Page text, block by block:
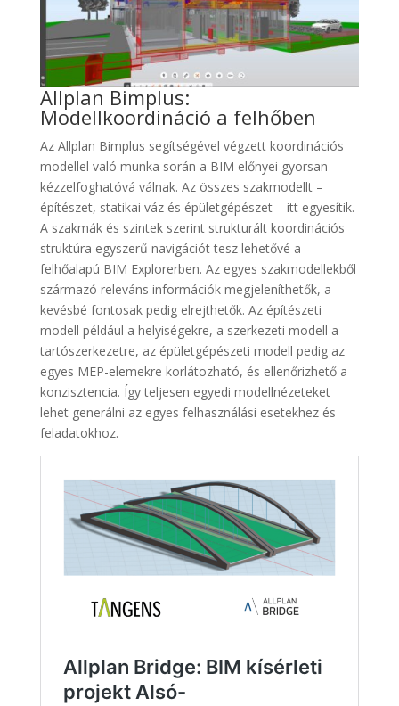
Allplan Bimplus:
Modellkoordináció a felhőben
Az Allplan Bimplus segítségével végzett koordinációs
modellel való munka során a BIM előnyei gyorsan
kézzelfoghatóvá válnak. Az összes szakmodellt –
építészet, statikai váz és épületgépészet – itt egyesítik.
A szakmák és szintek szerint strukturált koordinációs
struktúra egyszerű navigációt tesz lehetővé a
felhőalapú BIM Explorerben. Az egyes szakmodellekből
származó releváns információk megjeleníthetők, a
kevésbé fontosak pedig elrejthetők. Az építészeti
modell például a helyiségekre, a szerkezeti modell a
tartószerkezetre, az épületgépészeti modell pedig az
egyes MEP-elemekre korlátozható, és ellenőrizhető a
konzisztencia. Így teljesen egyedi modellnézeteket
lehet generálni az egyes felhasználási esetekhez és
feladatokhoz.